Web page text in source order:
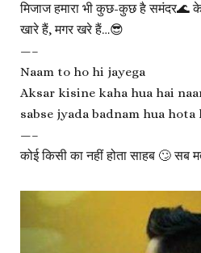
मिजाज हमारा भी कुछ-कुछ है समंदर🌊
खारे हैं, मगर खरे हैं…😎
—–
Naam to ho hi jayega
Aksar kisine kaha hua hai
sabse jyada badnam hua
—–
कोई किसी का नहीं होता साहब 🙄